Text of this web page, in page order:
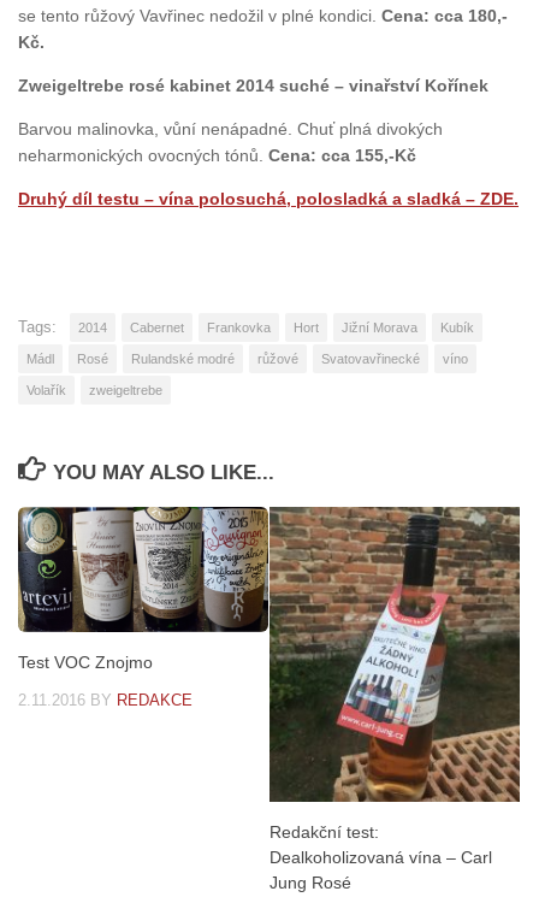
se tento růžový Vavřinec nedožil v plné kondici. Cena: cca 180,-
Kč.
Zweigeltrebe rosé kabinet 2014 suché – vinařství Kořínek
Barvou malinovka, vůní nenápadné. Chuť plná divokých
neharmonických ovocných tónů. Cena: cca 155,-Kč
Druhý díl testu – vína polosuchá, polosladká a sladká – ZDE.
Tags: 2014 Cabernet Frankovka Hort Jižní Morava Kubík
Mádl Rosé Rulandské modré růžové Svatovavřinecké víno
Volařík zweigeltrebe
YOU MAY ALSO LIKE...
Test VOC Znojmo
2.11.2016 BY REDAKCE
Redakční test:
Dealkoholizovaná vína – Carl
Jung Rosé